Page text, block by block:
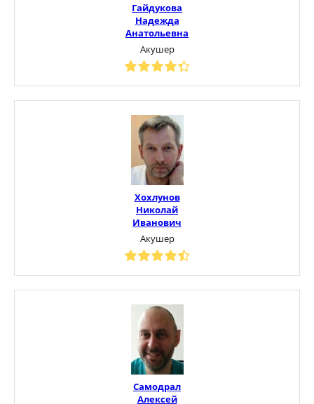
Гайдукова
Надежда
Анатольевна
Акушер
Хохлунов
Николай
Иванович
Акушер
Самодрал
Алексей